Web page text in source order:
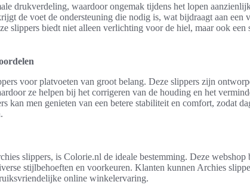
drukverdeling, waardoor ongemak tijdens het lopen
de voet de ondersteuning die nodig is, wat bijdraagt aan een
slippers biedt niet alleen verlichting voor de hiel, maar ook
voor platvoeten van groot belang. Deze slippers zijn
ze helpen bij het corrigeren van de houding en het
kan men genieten van een betere stabiliteit en comfort, zodat
slippers, is Colorie.nl de ideale bestemming. Deze webshop
stijlbehoeften en voorkeuren. Klanten kunnen Archies
online winkelervaring.